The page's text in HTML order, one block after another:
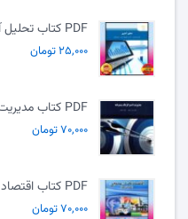
PDF کتاب تحلیل آماری نصیری
۲۵,۰۰۰ تومان
PDF کتاب مدیریت استراتژیک پیشرفته- رسولی
۷۰,۰۰۰ تومان
PDF کتاب اقتصاد بخش عمومی (مالیات ها)- پژویان
۷۰,۰۰۰ تومان